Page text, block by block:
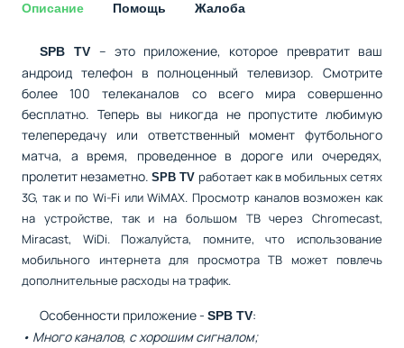
Описание Помощь Жалоба
SPB TV
– это приложение, которое превратит ваш
андроид телефон в полноценный телевизор. Смотрите
более 100 телеканалов со всего мира совершенно
бесплатно. Теперь вы никогда не пропустите любимую
телепередачу или ответственный момент футбольного
матча, а время, проведенное в дороге или очередях,
пролетит незаметно.SPB TV работает как в мобильных сетях
3G, так и по Wi-Fi или WiMAX. Просмотр каналов возможен как
на устройстве, так и на большом ТВ через Chromecast,
Miracast, WiDi. Пожалуйста, помните, что использование
мобильного интернета для просмотра ТВ может повлечь
дополнительные расходы на трафик.
Особенности приложение - SPB TV:
• Много каналов, с хорошим сигналом;